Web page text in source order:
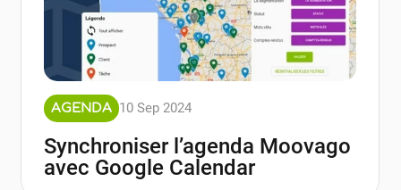
AGENDA 10 Sep 2024
Synchroniser l’agenda Moovago
avec Google Calendar